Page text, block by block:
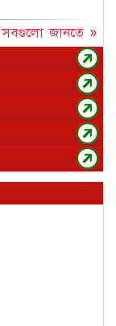
সবগুলো জানতে »